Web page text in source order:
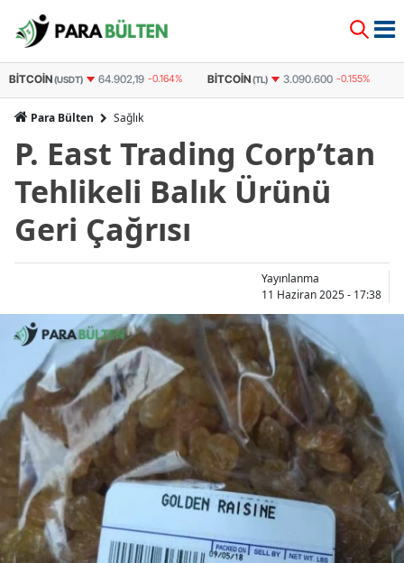
BITCOIN(USDT) 64.902,19 -0.164% BITCOIN(TL) 3.090.600 -0.155%
Para Bülten Sağlık
P. East Trading Corp’tan
Tehlikeli Balık Ürünü
Geri Çağrısı
Yayınlanma
11 Haziran 2025 - 17:38